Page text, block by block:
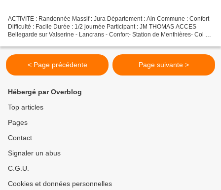
ACTIVITE : Randonnée Massif : Jura Département : Ain Commune : Confort
Difficulté : Facile Durée : 1/2 journée Participant : JM THOMAS ACCES
Bellegarde sur Valserine - Lancrans - Confort- Station de Menthières- Col de
< Page précédente Page suivante >
Hébergé par Overblog
Top articles
Pages
Contact
Signaler un abus
C.G.U.
Cookies et données personnelles